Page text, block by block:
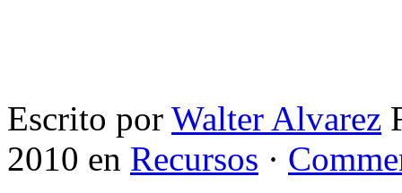
Escrito por Walter Alvarez
2010 en Recursos ·